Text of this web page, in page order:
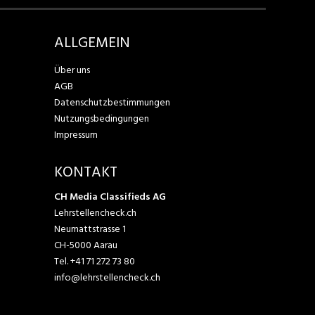
ALLGEMEIN
Über uns
AGB
Datenschutzbestimmungen
Nutzungsbedingungen
Impressum
KONTAKT
CH Media Classifieds AG
Lehrstellencheck.ch
Neumattstrasse 1
CH-5000 Aarau
Tel.+41 71 272 73 80
info@lehrstellencheck.ch